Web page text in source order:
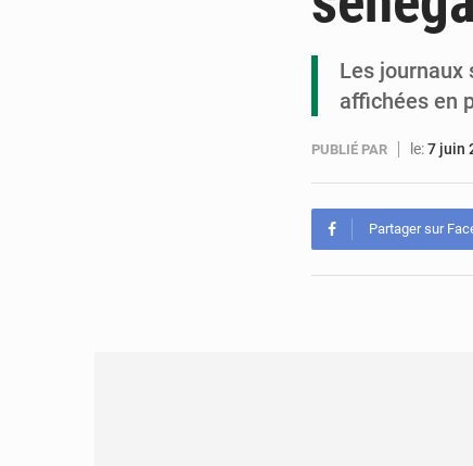
Les journaux
affichées en
PUBLIÉ PAR le:7 juin
Partager sur